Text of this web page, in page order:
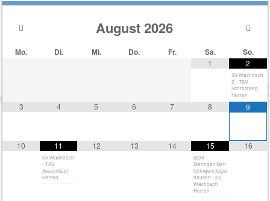
August 2026
Mo. Di. Mi. Do. Fr. Sa. So.
1 2
SV Wachbach
2 - TSV
Schrozberg
Herren
3 4 5 6 7 8 9
10 11
SV Wachbach
- TSV
Assamstadt
Herren
12 13 14 15
SGM
Bieringen/Berl
ichingen/Jagst
hausen - SV
Wachbach
Herren
16